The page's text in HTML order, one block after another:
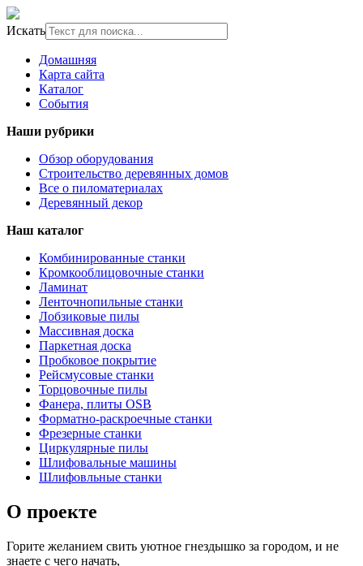
Искать
Домашняя
Карта сайта
Каталог
События
Наши рубрики
Обзор оборудования
Строительство деревянных домов
Все о пиломатериалах
Деревянный декор
Наш каталог
Комбинированные станки
Кромкооблицовочные станки
Ламинат
Ленточнопильные станки
Лобзиковые пилы
Массивная доска
Паркетная доска
Пробковое покрытие
Рейсмусовые станки
Торцовочные пилы
Фанера, плиты OSB
Форматно-раскроечные станки
Фрезерные станки
Циркулярные пилы
Шлифовальные машины
Шлифовльные станки
О проекте
Горите желанием свить уютное гнездышко за городом, и не
знаете с чего начать,